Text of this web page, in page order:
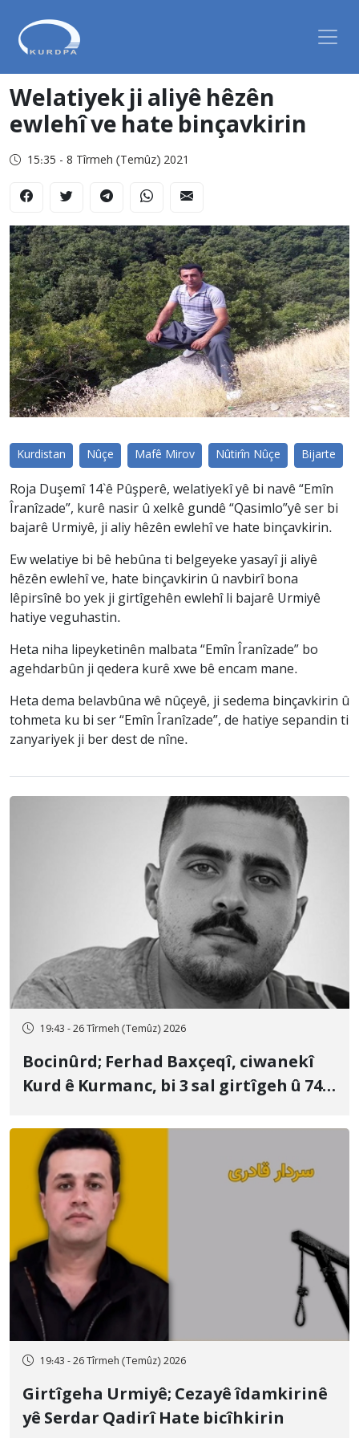
Welatiyek ji aliyê hêzên
ewlehî ve hate binçavkirin
15:35 - 8 Tîrmeh (Temûz) 2021
Kurdistan Nûçe Mafê Mirov Nûtirîn Nûçe Bijarte
Roja Duşemî 14`ê Pûşperê, welatiyekî yê bi navê “Emîn
Îranîzade”, kurê nasir û xelkê gundê “Qasimlo”yê ser bi
bajarê Urmiyê, ji aliy hêzên ewlehî ve hate binçavkirin.
Ew welatiye bi bê hebûna ti belgeyeke yasayî ji aliyê
hêzên ewlehî ve, hate binçavkirin û navbirî bona
lêpirsînê bo yek ji girtîgehên ewlehî li bajarê Urmiyê
hatiye veguhastin.
Heta niha lipeyketinên malbata “Emîn Îranîzade” bo
agehdarbûn ji qedera kurê xwe bê encam mane.
Heta dema belavbûna wê nûçeyê, ji sedema binçavkirin û
tohmeta ku bi ser “Emîn Îranîzade”, de hatiye sepandin ti
zanyariyek ji ber dest de nîne.
19:43 - 26 Tîrmeh (Temûz) 2026
Bocinûrd; Ferhad Baxçeqî, ciwanekî
Kurd ê Kurmanc, bi 3 sal girtîgeh û 74
19:43 - 26 Tîrmeh (Temûz) 2026
Girtîgeha Urmiyê; Cezayê îdamkirinê
yê Serdar Qadirî Hate bicîhkirin